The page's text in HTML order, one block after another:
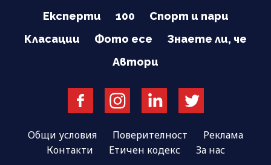
Експерти
100
Спорт и пари
Класации
Фото есе
Знаете ли, че
Автори
Общи условия Поверителност
Реклама
Контакти
Етичен кодекс За нас